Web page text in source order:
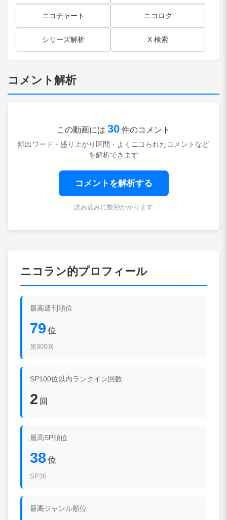
ニコチャート ニコログ
シリーズ解析 X 検索
コメント解析
この動画には 30 件のコメント
頻出ワード・盛り上がり区間・よくニコられたコメントなど
を解析できます
コメントを解析する
読み込みに数秒かかります
ニコラン的プロフィール
最高週刊順位
79 位
第900回
SP100位以内ランクイン回数
2 回
最高SP順位
38位
SP36
最高ジャンル順位